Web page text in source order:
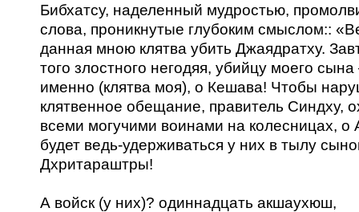
Бибхатсу, наделенный мудростью,
слова, проникнутые глубоким смыслом::
данная мною клятва убить Джаядратху.
того злостного негодяя, убийцу моего
именно (клятва моя), о Кешава! Чтобы
клятвенное обещание, правитель Синдху,
всеми могучими воинами на колесницах, о
будет ведь-удерживаться у них в тылу
Дхритараштры!
А войск (у них)? одиннадцать акшаухюш,